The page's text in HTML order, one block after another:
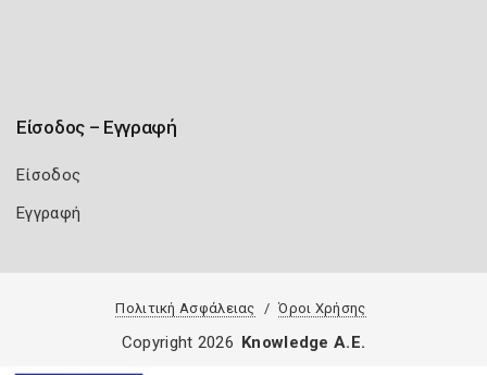
Είσοδος – Εγγραφή
Είσοδος
Εγγραφή
Πολιτική Ασφάλειας Όροι Χρήσης
Copyright 2026 Knowledge A.E.